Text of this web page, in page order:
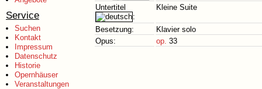
Service
Suchen
Kontakt
Impressum
Datenschutz
Historie
Opernhäuser
Veranstaltungen
Untertitel
:
Kleine Suite
Besetzung:
Klavier solo
Opus:
op. 33